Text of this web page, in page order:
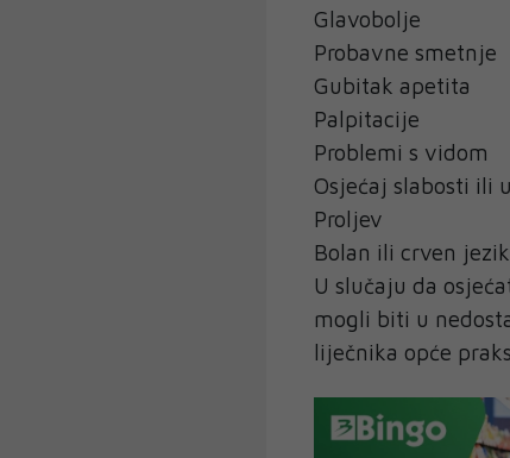
Glavobolje
Probavne smetnje
Gubitak apetita
Palpitacije
Problemi s vidom
Osjećaj slabosti ili
Proljev
Bolan ili crven
U slučaju da
mogli biti u
liječnika opće